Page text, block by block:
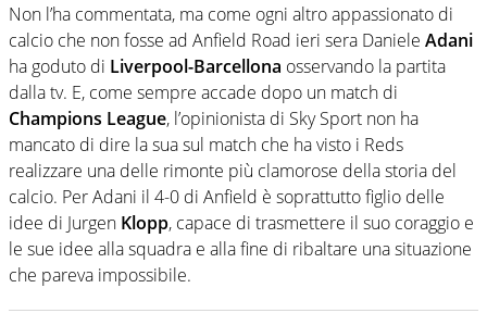
Non l’ha commentata, ma come ogni altro appassionato di
calcio che non fosse ad Anfield Road ieri sera Daniele Adani
ha goduto di Liverpool-Barcellona osservando la partita
dalla tv. E, come sempre accade dopo un match di
Champions League, l’opinionista di Sky Sport non ha
mancato di dire la sua sul match che ha visto i Reds
realizzare una delle rimonte più clamorose della storia del
calcio. Per Adani il 4-0 di Anfield è soprattutto figlio delle
idee di Jurgen Klopp, capace di trasmettere il suo coraggio e
le sue idee alla squadra e alla fine di ribaltare una situazione
che pareva impossibile.